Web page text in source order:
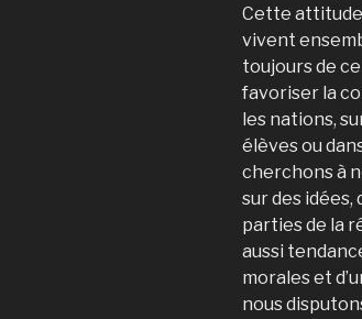
Cette attitude
vivent
toujours de
favoriser la
les nations,
élèves ou
cherchons à
sur des
parties de la
aussi
morales et
nous